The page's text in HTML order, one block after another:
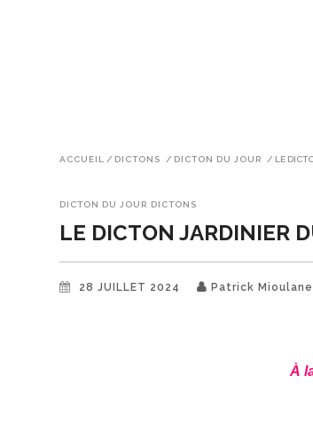
ACCUEIL / DICTONS / DICTON DU JOUR / LE
DICTON DU JOUR DICTONS
LE DICTON JARDINIER
28 JUILLET 2024 Patrick Mioulane
À